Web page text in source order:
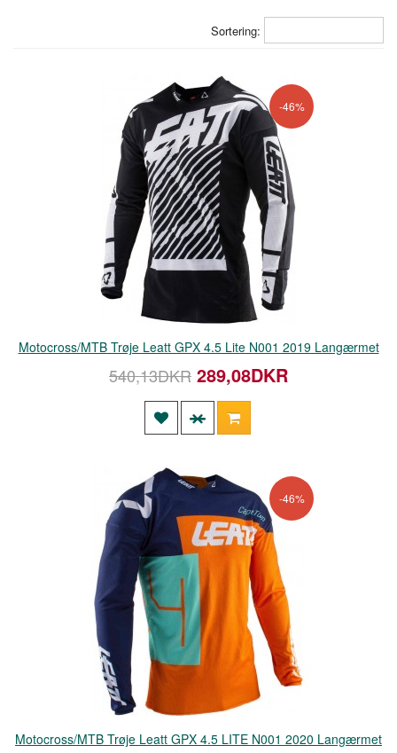
Sortering:
-46%
Motocross/MTB Trøje Leatt GPX 4.5 Lite N001 2019 Langærmet
540,13DKR 289,08DKR
-46%
Motocross/MTB Trøje Leatt GPX 4.5 LITE N001 2020 Langærmet